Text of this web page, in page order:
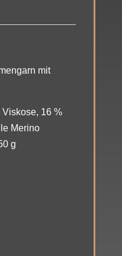
mit
16 %
Merino
g